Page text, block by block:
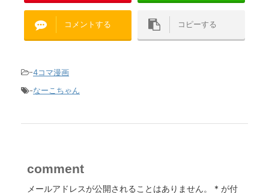
コメントする コピーする
-4コマ漫画
-なーこちゃん
comment
メールアドレスが公開されることはありません。 * が付